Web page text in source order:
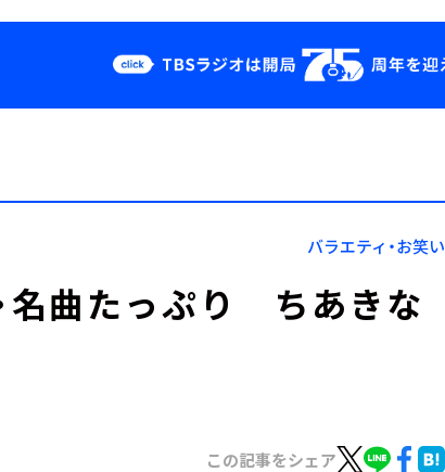
Podcast
YouTube
会社情報
バラエティ・お笑い
名曲たっぷり ちあきな
この記事をシェア